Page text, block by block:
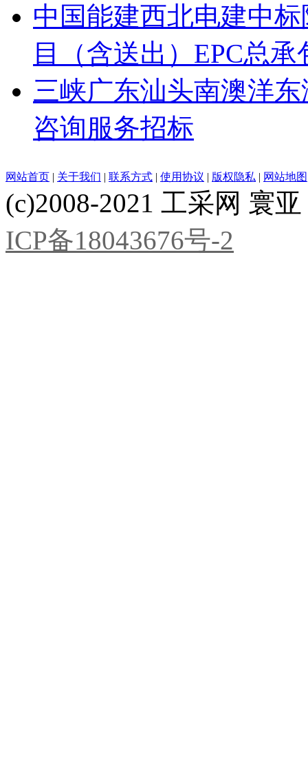
中国能建西北电建中
目（含送出）EPC总承
三峡广东汕头南澳洋
咨询服务招标
网站首页 | 关于我们 | 联系方式 | 使用协议 | 版权隐私 | 网站地图
(c)2008-2021 工采网 寰
ICP备18043676号-2